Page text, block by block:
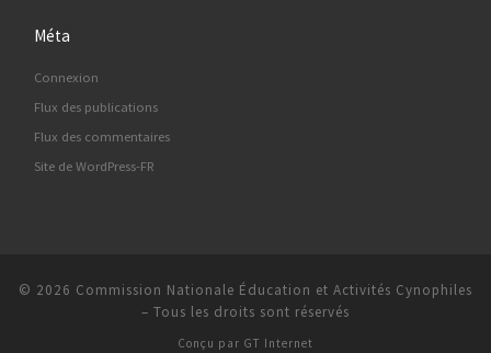
Méta
Connexion
Flux des publications
Flux des commentaires
Site de WordPress-FR
© 2026 Commission Nationale Éducation et Activités Cynophiles
– Tous les droits sont réservés
Conçu par GT Internet